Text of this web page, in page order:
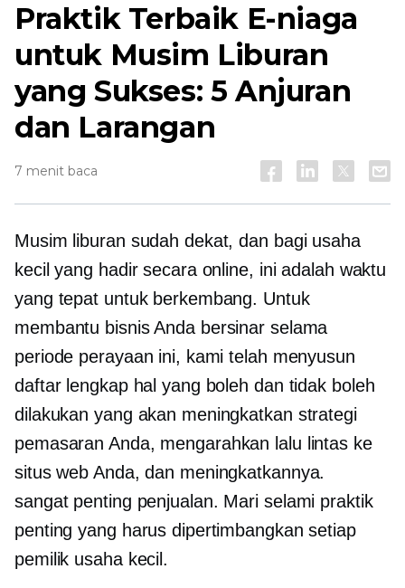
Praktik Terbaik E-niaga
untuk Musim Liburan
yang Sukses: 5 Anjuran
dan Larangan
7 menit baca
Musim liburan sudah dekat, dan bagi usaha
kecil yang hadir secara online, ini adalah waktu
yang tepat untuk berkembang. Untuk
membantu bisnis Anda bersinar selama
periode perayaan ini, kami telah menyusun
daftar lengkap hal yang boleh dan tidak boleh
dilakukan yang akan meningkatkan strategi
pemasaran Anda, mengarahkan lalu lintas ke
situs web Anda, dan meningkatkannya.
sangat penting penjualan. Mari selami praktik
penting yang harus dipertimbangkan setiap
pemilik usaha kecil.